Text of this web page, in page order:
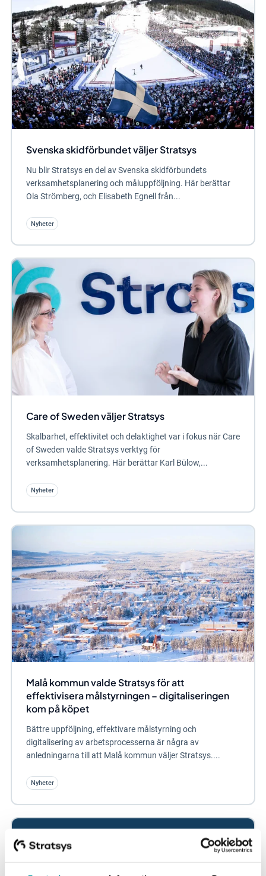
Svenska skidförbundet väljer Stratsys
Nu blir Stratsys en del av Svenska skidförbundets
verksamhetsplanering och måluppföljning. Här berättar
Ola Strömberg, och Elisabeth Egnell från...
Nyheter
Care of Sweden väljer Stratsys
Skalbarhet, effektivitet och delaktighet var i fokus när Care
of Sweden valde Stratsys verktyg för
verksamhetsplanering. Här berättar Karl Bülow,...
Nyheter
Malå kommun valde Stratsys för att
effektivisera målstyrningen – digitaliseringen
kom på köpet
Bättre uppföljning, effektivare målstyrning och
digitalisering av arbetsprocesserna är några av
anledningarna till att Malå kommun väljer Stratsys....
Nyheter